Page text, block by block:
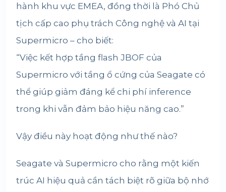
hành khu vực EMEA, đồng thời là Phó Chủ
tịch cấp cao phụ trách Công nghệ và AI tại
Supermicro – cho biết:
“Việc kết hợp tầng flash JBOF của
Supermicro với tầng ổ cứng của Seagate có
thể giúp giảm đáng kể chi phí inference
trong khi vẫn đảm bảo hiệu năng cao.”
Vậy điều này hoạt động như thế nào?
Seagate và Supermicro cho rằng một kiến
trúc AI hiệu quả cần tách biệt rõ giữa bộ nhớ